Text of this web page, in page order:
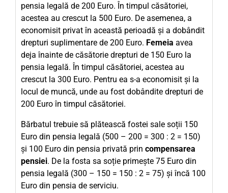
pensia legală de 200 Euro. În timpul căsătoriei,
acestea au crescut la 500 Euro. De asemenea, a
economisit privat în această perioadă și a dobândit
drepturi suplimentare de 200 Euro. Femeia avea
deja înainte de căsătorie drepturi de 150 Euro la
pensia legală. În timpul căsătoriei, acestea au
crescut la 300 Euro. Pentru ea s-a economisit și la
locul de muncă, unde au fost dobândite drepturi de
200 Euro în timpul căsătoriei.
Bărbatul trebuie să plătească fostei sale soții 150
Euro din pensia legală (500 – 200 = 300 : 2 = 150)
și 100 Euro din pensia privată prin compensarea
pensiei. De la fosta sa soție primește 75 Euro din
pensia legală (300 – 150 = 150 : 2 = 75) și încă 100
Euro din pensia de serviciu.